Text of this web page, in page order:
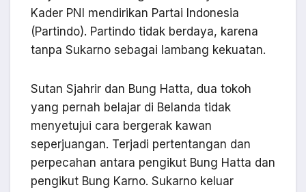
Kader PNI mendirikan Partai Indonesia
(Partindo). Partindo tidak berdaya, karena
tanpa Sukarno sebagai lambang kekuatan.
Sutan Sjahrir dan Bung Hatta, dua tokoh
yang pernah belajar di Belanda tidak
menyetujui cara bergerak kawan
seperjuangan. Terjadi pertentangan dan
perpecahan antara pengikut Bung Hatta dan
pengikut Bung Karno. Sukarno keluar